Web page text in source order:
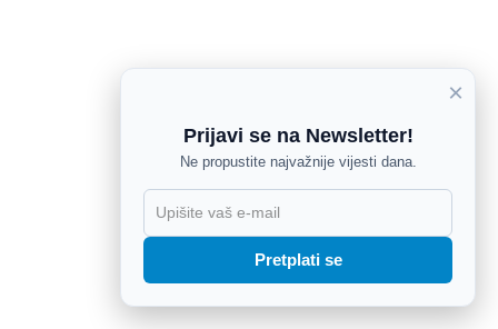
×
Prijavi se na Newsletter!
Ne propustite najvažnije vijesti dana.
Pretplati se